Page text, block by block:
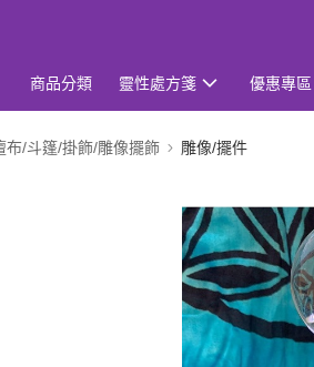
商品分類 靈性處方箋 優惠專區
布/斗篷/掛飾/雕像擺飾 雕像/擺件